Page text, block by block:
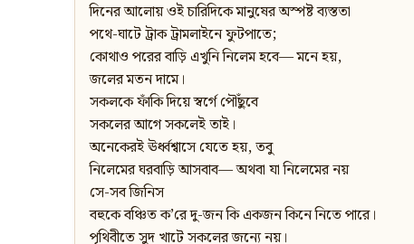
দিনের আলোয় ওই চারিদিকে মানুষের অস্পষ্ট ব্যস্ততা
পথে-ঘাটে ট্রাক ট্রামলাইনে ফুটপাতে;
কোথাও পরের বাড়ি এখুনি নিলেম হবে— মনে হয়,
জলের মতন দামে।
সকলকে ফাঁকি দিয়ে স্বর্গে পৌঁছুবে
সকলের আগে সকলেই তাই।
অনেকেরই ঊর্ধ্বশ্বাসে যেতে হয়, তবু
নিলেমের ঘরবাড়ি আসবাব— অথবা যা নিলেমের নয়
সে-সব জিনিস
বহুকে বঞ্চিত ক’রে দু-জন কি একজন কিনে নিতে পারে।
পৃথিবীতে সুদ খাটে সকলের জন্যে নয়।